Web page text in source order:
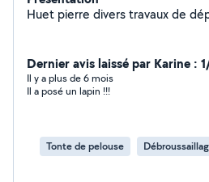
Huet pierre divers travaux de
Dernier avis laissé par Karine :
Il y a plus de 6 mois
Il a posé un lapin !!!
Tonte de pelouse